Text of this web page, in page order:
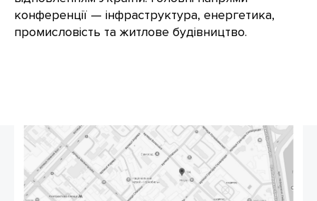
конференції — інфраструктура, енергетика,
промисловість та житлове будівництво.